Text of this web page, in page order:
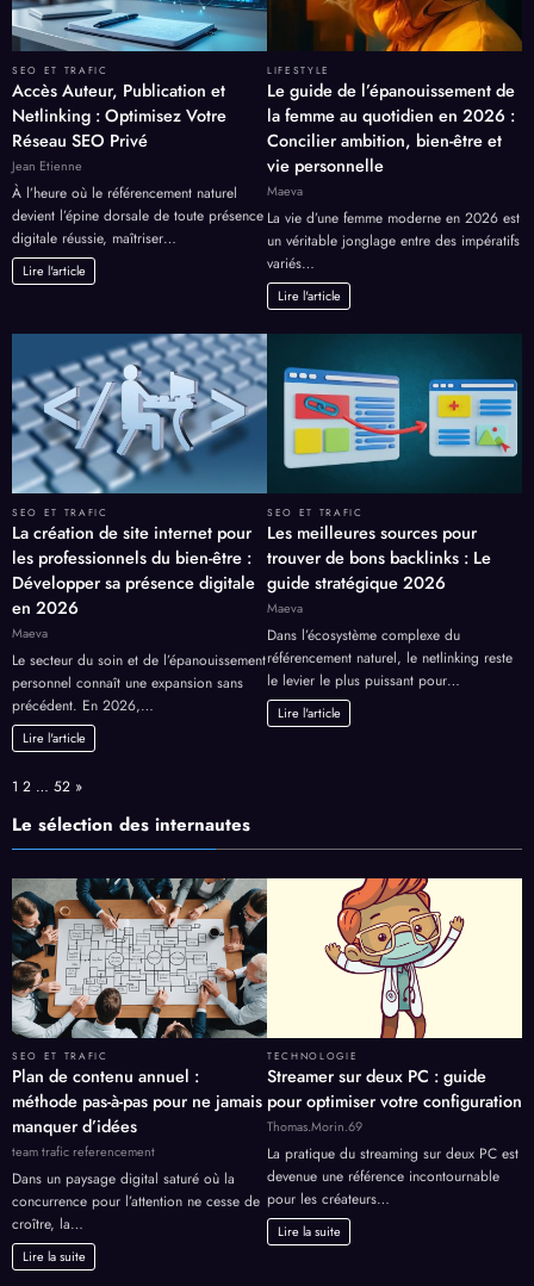
SEO ET TRAFIC
Accès Auteur, Publication et
Netlinking : Optimisez Votre
Réseau SEO Privé
Jean Etienne
À l’heure où le référencement naturel
devient l’épine dorsale de toute présence
digitale réussie, maîtriser…
Lire l'article
LIFESTYLE
Le guide de l’épanouissement de
la femme au quotidien en 2026 :
Concilier ambition, bien-être et
vie personnelle
Maeva
La vie d’une femme moderne en 2026 est
un véritable jonglage entre des impératifs
variés…
Lire l'article
SEO ET TRAFIC
La création de site internet pour
les professionnels du bien-être :
Développer sa présence digitale
en 2026
Maeva
Le secteur du soin et de l’épanouissement
personnel connaît une expansion sans
précédent. En 2026,…
Lire l'article
SEO ET TRAFIC
Les meilleures sources pour
trouver de bons backlinks : Le
guide stratégique 2026
Maeva
Dans l’écosystème complexe du
référencement naturel, le netlinking reste
le levier le plus puissant pour…
Lire l'article
Page:
1 2 … 52 Next
»
Le sélection des internautes
SEO ET TRAFIC
Plan de contenu annuel :
méthode pas-à-pas pour ne jamais
manquer d’idées
team trafic referencement
Dans un paysage digital saturé où la
concurrence pour l’attention ne cesse de
croître, la…
Lire la suite
TECHNOLOGIE
Streamer sur deux PC : guide
pour optimiser votre configuration
Thomas.Morin.69
La pratique du streaming sur deux PC est
devenue une référence incontournable
pour les créateurs…
Lire la suite